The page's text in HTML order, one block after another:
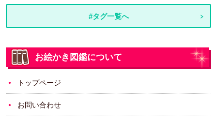
#タグ一覧へ
お絵かき図鑑について
トップページ
お問い合わせ